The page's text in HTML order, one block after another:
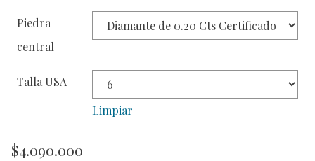
Piedra
central
Talla USA
Limpiar
$4.090.000